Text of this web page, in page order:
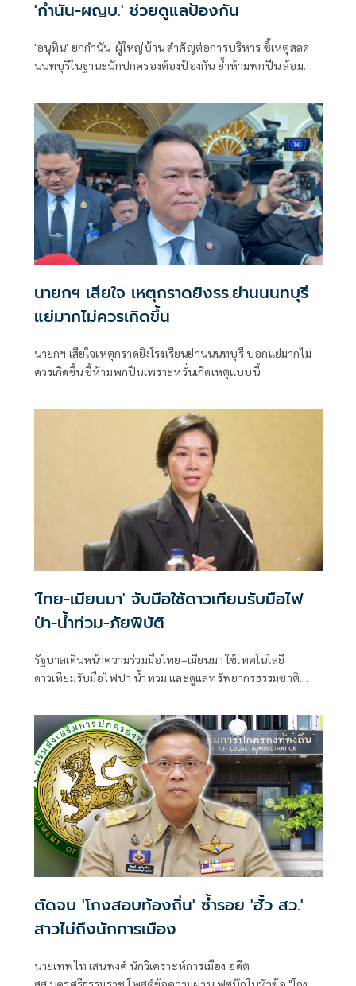
'กำนัน-ผญบ.' ช่วยดูแลป้องกัน
'อนุทิน' ยกกำนัน-ผู้ใหญ่บ้าน สำคัญต่อการบริหาร ชี้เหตุสลด
นนทบุรีในฐานะนักปกครองต้องป้องกัน ย้ำห้ามพกปืน ล้อม
ที่เกิดเหตุ
นายกฯ เสียใจ เหตุกราดยิงรร.ย่านนนทบุรี
แย่มากไม่ควรเกิดขึ้น
นายกฯ เสียใจเหตุกราดยิงโรงเรียนย่านนนทบุรี บอกแย่มากไม่
ควรเกิดขึ้น ชี้ห้ามพกปืนเพราะหวั่นเกิดเหตุแบบนี้
'ไทย-เมียนมา' จับมือใช้ดาวเทียมรับมือไฟ
ป่า-น้ำท่วม-ภัยพิบัติ
รัฐบาลเดินหน้าความร่วมมือไทย–เมียนมา ใช้เทคโนโลยี
ดาวเทียมรับมือไฟป่า น้ำท่วม และดูแลทรัพยากรธรรมชาติ
ตัดจบ 'โกงสอบท้องถิ่น' ซ้ำรอย 'ฮั้ว สว.'
สาวไม่ถึงนักการเมือง
นายเทพไท เสนพงศ์ นักวิเคราะห์การเมือง อดีต